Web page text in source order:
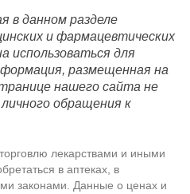
в данном разделе
и фармацевтических
использоваться для
размещенная на
нашего сайта не
обращения к
лекарствами и иными
в аптеках, в
законами. Данные о ценах и